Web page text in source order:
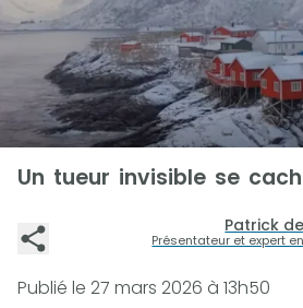
Un tueur invisible se
Patrick
Présentateur et expert
Publié le 27 mars 2026 à 13h50